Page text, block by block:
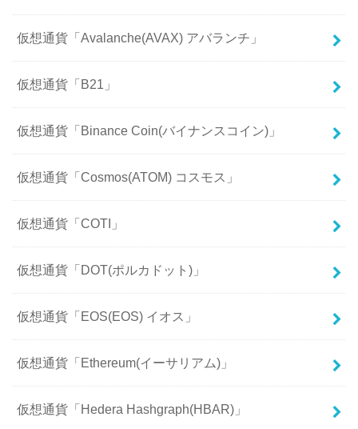
仮想通貨「Avalanche(AVAX) アバランチ」
仮想通貨「B21」
仮想通貨「Binance Coin(バイナンスコイン)」
仮想通貨「Cosmos(ATOM) コスモス」
仮想通貨「COTI」
仮想通貨「DOT(ポルカドット)」
仮想通貨「EOS(EOS) イオス」
仮想通貨「Ethereum(イーサリアム)」
仮想通貨「Hedera Hashgraph(HBAR)」